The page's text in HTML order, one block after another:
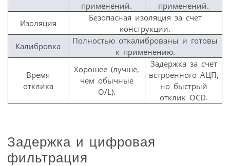
применений.
применений.
Изоляция
Безопасная изоляция за счет
конструкции.
Калибровка
Полностью откалиброваны и готовы
к применению.
Время
отклика
Хорошее (лучше,
чем обычные
O/L).
Задержка за счет
встроенного АЦП,
но быстрый
отклик OCD.
Задержка и цифровая
фильтрация